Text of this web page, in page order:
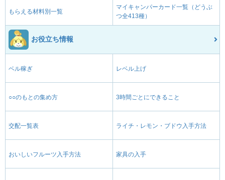
もらえる材料別一覧
マイキャンパーカード一覧（どうぶ
つ全413種）
お役立ち情報
ベル稼ぎ レベル上げ
○○のもとの集め方 3時間ごとにできること
交配一覧表 ライチ・レモン・ブドウ入手方法
おいしいフルーツ入手方法 家具の入手